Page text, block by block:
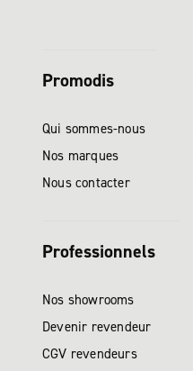
Promodis
Qui sommes-nous
Nos marques
Nous contacter
Professionnels
Nos showrooms
Devenir revendeur
CGV revendeurs